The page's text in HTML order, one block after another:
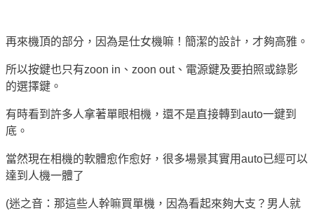
再來機頂的部分，因為是仕女機嘛！簡潔的設計，才夠高雅。
所以按鍵也只有zoon in 、 zoon out、電源鍵及要拍照或錄影
的選擇鍵。
有時看到許多人拿著單眼相機，還不是直接轉到 auto一鍵到
底。
當然現在相機的軟體愈作愈好，很多場景其實用auto已經可以
達到人機一體了
(迷之音：那這些人幹嘛買單機，因為看起來夠大支？男人就